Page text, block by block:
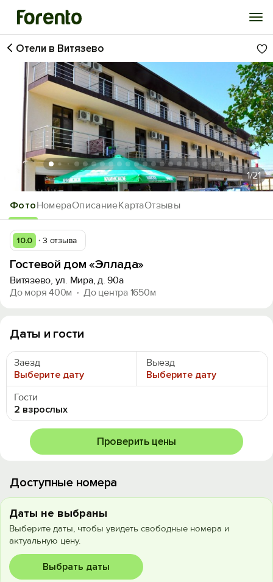
Войти
Избранное
История просмотра
Добавить свой объект
ФотоНомераОписаниеКартаОтзывы
Отели в Витязево
1/21
10.0 3 отзыва
Гостевой дом «Эллада»
Витязево, ул. Мира, д. 90а
До моря 400м
До центра 1650м
Даты и гости
Заезд
Выберите дату
Выезд
Выберите дату
Гости
2 взрослых
Проверить цены
Доступные номера
Даты не выбраны
Выберите даты, чтобы увидеть свободные номера и
актуальную цену.
Выбрать даты